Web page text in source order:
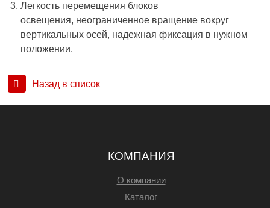
Легкость перемещения блоков
освещения, неограниченное вращение вокруг
вертикальных осей, надежная фиксация в нужном
положении.
Назад в список
КОМПАНИЯ
О компании
Каталог